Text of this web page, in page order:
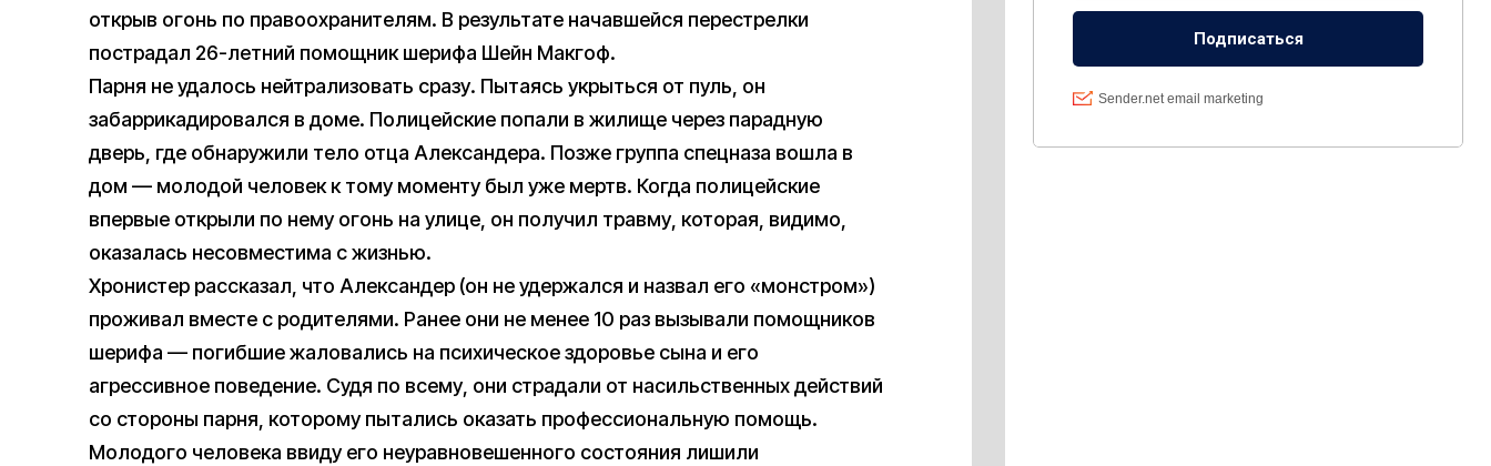
открыв огонь по правоохранителям. В результате начавшейся перестрелки
пострадал 26-летний помощник шерифа Шейн Макгоф.
Парня не удалось нейтрализовать сразу. Пытаясь укрыться от пуль, он
забаррикадировался в доме. Полицейские попали в жилище через парадную
дверь, где обнаружили тело отца Александера. Позже группа спецназа вошла в
дом — молодой человек к тому моменту был уже мертв. Когда полицейские
впервые открыли по нему огонь на улице, он получил травму, которая, видимо,
оказалась несовместима с жизнью.
Хронистер рассказал, что Александер (он не удержался и назвал его «монстром»)
проживал вместе с родителями. Ранее они не менее 10 раз вызывали помощников
шерифа — погибшие жаловались на психическое здоровье сына и его
агрессивное поведение. Судя по всему, они страдали от насильственных действий
со стороны парня, которому пытались оказать профессиональную помощь.
Молодого человека ввиду его неуравновешенного состояния лишили